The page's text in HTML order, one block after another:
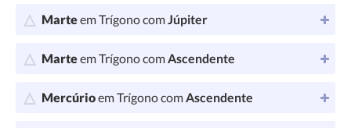
Marteem Trígono comJúpiter
Marteem Trígono comAscendente
Mercúrioem Trígono comAscendente